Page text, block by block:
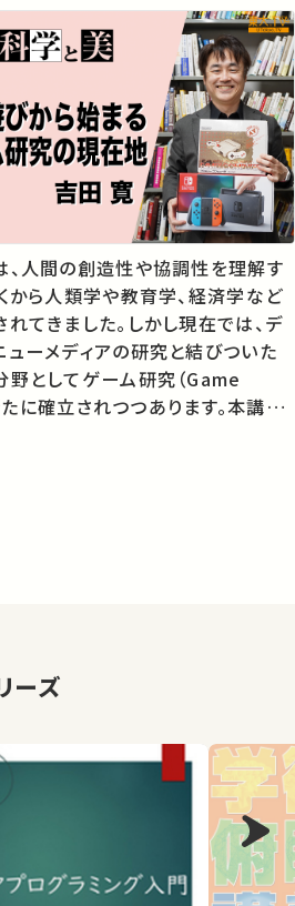
、人間の創造性や協調性を理解す
から人類学や教育学、経済学など
てきました。しかし現在では、デ
ーメディアの研究と結びついた
としてゲーム研究（Game
に確立されつつあります。本講義
をご紹介します。 ★あなたの
誰かの学びに繋がるかもしれませ
の講義・講演があればSNS…
ーズ